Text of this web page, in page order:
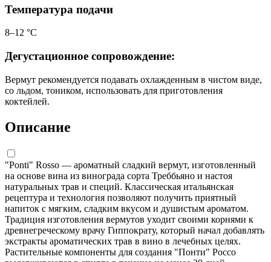
Температура подачи
8–12 °С
Дегустационное сопровождение:
Вермут рекомендуется подавать охлажденным в чистом виде,
со льдом, тоником, использовать для приготовления
коктейлей.
Описание
"Ponti" Rosso — ароматный сладкий вермут, изготовленный
на основе вина из винограда сорта Треббьяно и настоя
натуральных трав и специй. Классическая итальянская
рецептура и технология позволяют получить приятный
напиток с мягким, сладким вкусом и душистым ароматом.
Традиция изготовления вермутов уходит своими корнями к
древнегреческому врачу Гиппократу, который начал добавлять
экстракты ароматических трав в вино в лечебных целях.
Растительные компоненты для создания "Понти" Россо